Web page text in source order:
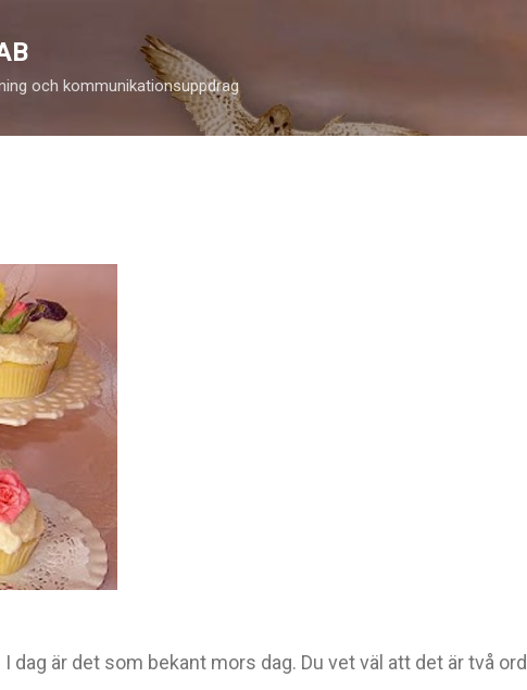
och kommunikationsuppdrag
dag är det som bekant mors dag. Du vet väl att det är två ord